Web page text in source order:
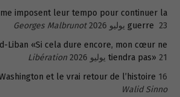
imposent leur tempo pour continuer la
guerre 23 يوليو 2026
Georges Malbrunot
Liban «Si cela dure encore, mon cœur ne
tiendra pas» 21 يوليو 2026
Libération
Washington et le vrai retour de l’histoire 16 يوليو 2026
Walid Sinno